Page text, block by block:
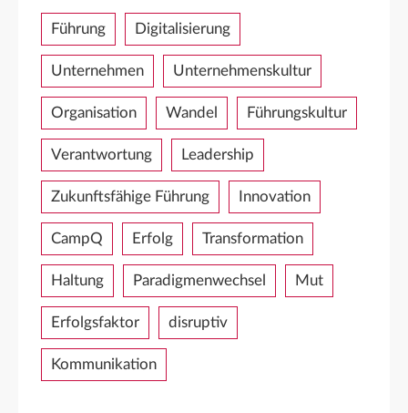
Führung Digitalisierung
Unternehmen Unternehmenskultur
Organisation Wandel Führungskultur
Verantwortung Leadership
Zukunftsfähige Führung Innovation
CampQ Erfolg Transformation
Haltung Paradigmenwechsel Mut
Erfolgsfaktor disruptiv
Kommunikation